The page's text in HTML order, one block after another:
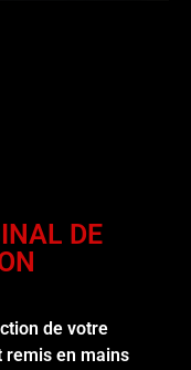
DE
de votre
remis en mains